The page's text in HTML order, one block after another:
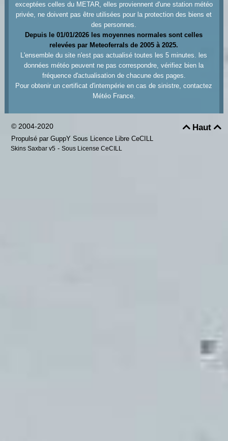
exceptées celles du METAR, elles proviennent d'une station météo
privée, ne doivent pas être utilisées pour la protection des biens et
des personnes.
Depuis le 01/01/2026 les moyennes normales sont celles
relevées par Meteoferrals de 2005 à 2025.
L'ensemble du site n'est pas actualisé toutes les 5 minutes. les
données météo peuvent ne pas correspondre, vérifiez bien la
fréquence d'actualisation de chacune des pages.
Pour obtenir un certificat d'intempérie en cas de sinistre, contactez
Météo France.
Haut
© 2004-2020
Propulsé par GuppY Sous Licence Libre CeCILL
Skins Saxbar v5 - Sous License CeCILL